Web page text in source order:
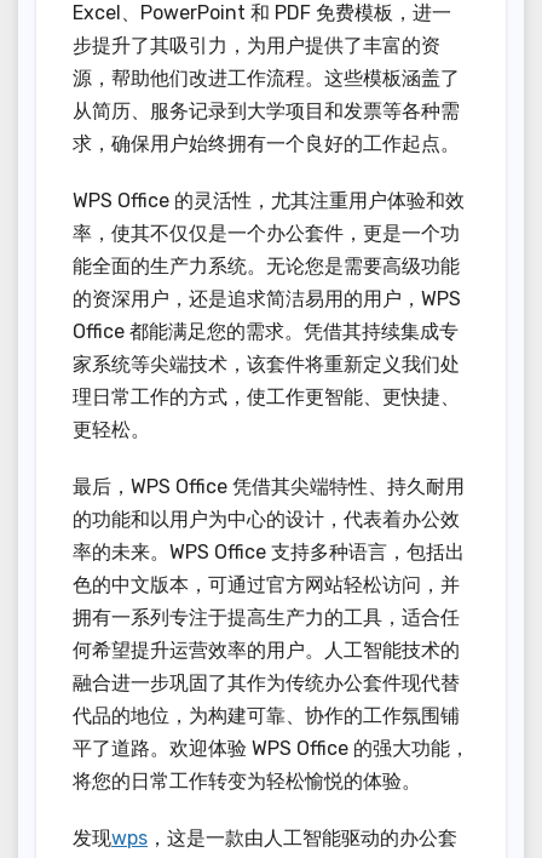
Excel、PowerPoint 和 PDF 免费模板，进一
步提升了其吸引力，为用户提供了丰富的资
源，帮助他们改进工作流程。这些模板涵盖了
从简历、服务记录到大学项目和发票等各种需
求，确保用户始终拥有一个良好的工作起点。
WPS Office 的灵活性，尤其注重用户体验和效
率，使其不仅仅是一个办公套件，更是一个功
能全面的生产力系统。无论您是需要高级功能
的资深用户，还是追求简洁易用的用户，WPS
Office 都能满足您的需求。凭借其持续集成专
家系统等尖端技术，该套件将重新定义我们处
理日常工作的方式，使工作更智能、更快捷、
更轻松。
最后，WPS Office 凭借其尖端特性、持久耐用
的功能和以用户为中心的设计，代表着办公效
率的未来。WPS Office 支持多种语言，包括出
色的中文版本，可通过官方网站轻松访问，并
拥有一系列专注于提高生产力的工具，适合任
何希望提升运营效率的用户。人工智能技术的
融合进一步巩固了其作为传统办公套件现代替
代品的地位，为构建可靠、协作的工作氛围铺
平了道路。欢迎体验 WPS Office 的强大功能，
将您的日常工作转变为轻松愉悦的体验。
发现wps ，这是一款由人工智能驱动的办公套